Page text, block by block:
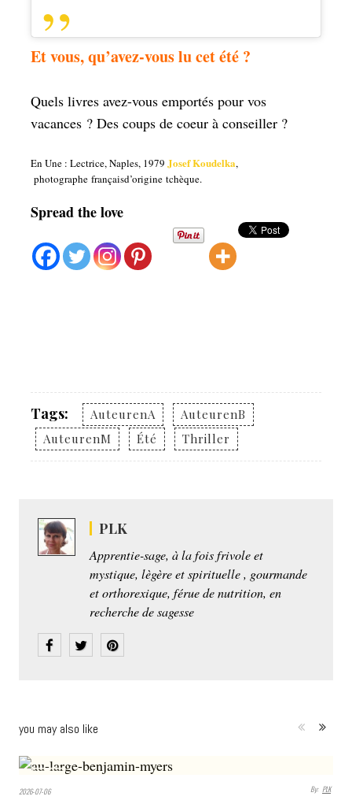
Et vous, qu’avez-vous lu cet été ?
Quels livres avez-vous emportés pour vos
vacances ? Des coups de coeur à conseiller ?
En Une : Lectrice, Naples, 1979 Josef Koudelka,
photographe françaisd’origine tchèque.
Spread the love
Tags: AuteurenA
AuteurenB
AuteurenM
Été Thriller
PLK
Apprentie-sage, à la fois frivole et
mystique, lègère et spirituelle , gourmande
et orthorexique, férue de nutrition, en
recherche de sagesse
you may also like
VIEWS
2026-07-06 By: PLK